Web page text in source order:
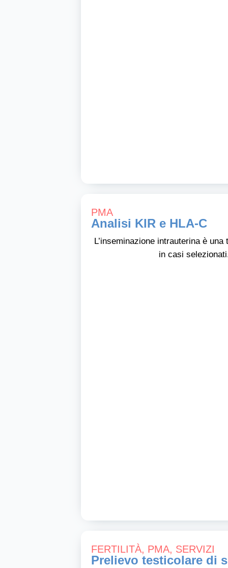
PMA
Analisi KIR e HLA-C
L’inseminazione intrauterina è
in casi
FERTILITÀ, PMA, SERVIZI
Prelievo testicolare di